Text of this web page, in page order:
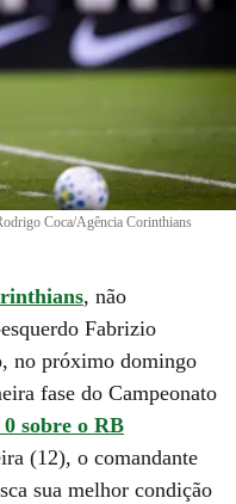
Coca/Agência Corinthians
, não
Fabrizio
no próximo domingo
fase do Campeonato
sobre o RB
(12), o comandante
sua melhor condição